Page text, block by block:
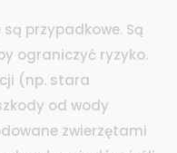
przypadkowe. Są
ograniczyć ryzyko.
(np. stara
od wody
zwierzętami